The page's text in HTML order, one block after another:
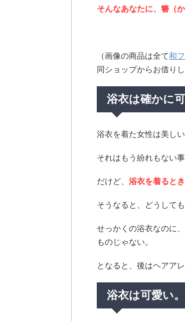
そんなあなたに、簪（
（画像の商品は全て和
同ショップからお借りし
浴衣は確かに
浴衣を着た女性は美しい
それはもう紛れもない事
だけど、 浴衣を着ると
そうなると、どうして
せっかくの浴衣なのに
ものじゃない。
となると、後はヘアア
浴衣は可愛い